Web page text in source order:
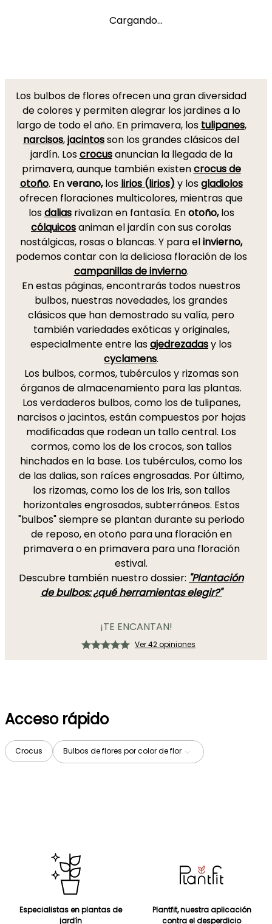
Cargando...
Los bulbos de flores ofrecen una gran diversidad
de colores y permiten alegrar los jardines a lo
largo de todo el año. En primavera, los tulipanes,
narcisos,jacintosson los grandes clásicos del
jardín. Loscrocusanuncian la llegada de la
primavera, aunque también existencrocus de
otoño. Enverano,los lirios (lirios) y losgladiolos
ofrecen floraciones multicolores, mientras que
losdaliasrivalizan en fantasía. Enotoño,los
cólquicosaniman el jardín con sus corolas
nostálgicas, rosas o blancas. Y para elinvierno,
podemos contar con la deliciosa floración de los
campanillas de invierno.
En estas páginas, encontrarás todos nuestros
bulbos, nuestras novedades, los grandes
clásicos que han demostrado su valía, pero
también variedades exóticas y originales,
especialmente entre lasajedrezadasy los
cyclamens.
Los bulbos, cormos, tubérculos y rizomas son
órganos de almacenamiento para las plantas.
Los verdaderos bulbos, como los de tulipanes,
narcisos o jacintos, están compuestos por hojas
modificadas que rodean un tallo central. Los
cormos, como los de los crocos, son tallos
hinchados en la base. Los tubérculos, como los
de las dalias, son raíces engrosadas. Por último,
los rizomas, como los de los Iris, son tallos
horizontales engrosados, subterráneos. Estos
"bulbos" siempre se plantan durante su periodo
de reposo, en otoño para una floración en
primavera o en primavera para una floración
estival.
Descubre también nuestro dossier: "Plantación
de bulbos: ¿qué herramientas elegir?"
¡TE ENCANTAN!
Ver 42 opiniones
Acceso rápido
Crocus Bulbos de flores por color de flor
Especialistas en plantas de
jardín
Plantfit, nuestra aplicación
contra el desperdicio